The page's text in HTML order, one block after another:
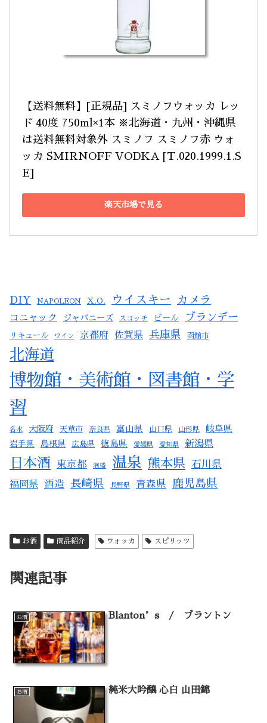
【送料無料】[正規品] スミノフウォッカ レッ
ド 40度 750ml×1本 ※北海道・九州・沖縄県
は送料無料対象外 スミノフ スミノフ赤 ウォ
ッカ SMIRNOFF VODKA [T.020.1999.1.S
E]
楽天市場で見る
DIY NAPOLEON X.O. ウイスキー カメラ
コニャック ジャパニーズ スコッチ ビール ブランデー
リキュール ワイン 京都府 佐賀県 兵庫県 函館市
北海道
博物館・美術館・図書館・学
習
名水 大阪府 天草市 奈良県 富山県 山口県 山形県 岐阜県
岩手県 島根県 広島県 徳島県 愛媛県 愛知県 新潟県
日本酒 東京都 泡盛 温泉 熊本県 石川県
福岡県 酒造 長崎県 長野県 青森県 鹿児島県
お酒 商品紹介 ウォッカ スピリッツ
関連記事
お酒 Blanton’s / ブラントン
お酒 純米大吟醸 心白 山田錦